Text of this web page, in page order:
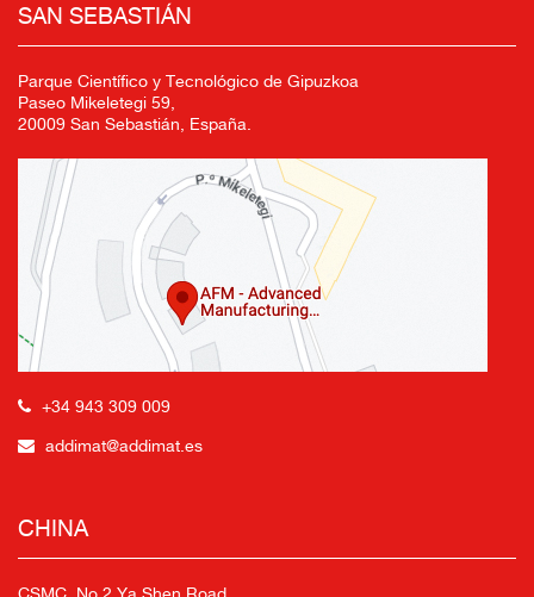
SAN SEBASTIÁN
Parque Científico y Tecnológico de Gipuzkoa
Paseo Mikeletegi 59,
20009 San Sebastián, España.
+34 943 309 009
addimat@addimat.es
CHINA
CSMC. No.2 Ya Shen Road,